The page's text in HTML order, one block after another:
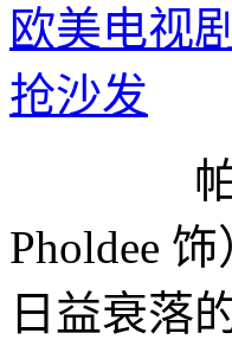
欧美电视剧
抢沙发
帕拉恰
Pholdee
日益衰落